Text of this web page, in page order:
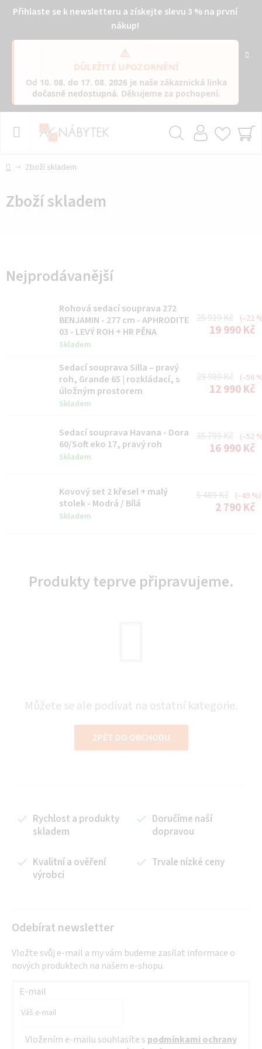
Přihlaste se k newsletteru a získejte slevu 3 % na první
nákup!
⚠️
DŮLEŽITÉ UPOZORNĚNÍ
Od 10. 08. do 17. 08. 2026 je naše zákaznická linka
dočasně nedostupná. Děkujeme za pochopení.
DomůZboží skladem
Zboží skladem
Nejprodávanější
Rohová sedací souprava 272
BENJAMIN - 277 cm - APHRODITE
03 - LEVÝ ROH + HR PĚNA
Skladem
25 919 Kč (–22
19 990 Kč
Sedací souprava Silla – pravý
roh, Grande 65 | rozkládací, s
úložným prostorem
Skladem
29 989 Kč (–56
12 990 Kč
Sedací souprava Havana - Dora
60/Soft eko 17, pravý roh
Skladem
35 799 Kč (–52
16 990 Kč
Kovový set 2 křesel + malý
stolek - Modrá / Bílá
Skladem
5 489 Kč (–49 %)
2 790 Kč
Produkty teprve připravujeme.
Můžete se ale podívat na ostatní kategorie.
ZPĚT DO OBCHODU
Rychlost a produkty
skladem
Doručíme naší
dopravou
Kvalitní a ověření
výrobci
Trvale nízké ceny
Odebírat newsletter
Vložte svůj e-mail a my vám budeme zasílat informace o
nových produktech na našem e-shopu.
E-mail
Vložením e-mailu souhlasíte s podmínkami ochrany